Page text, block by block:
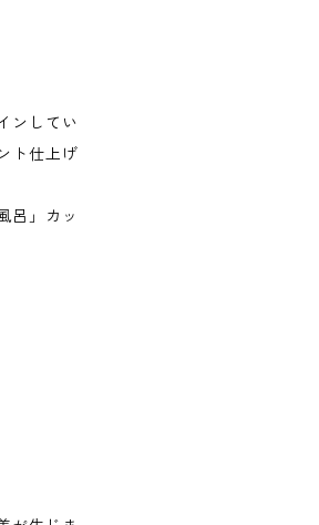
ンしてい
ト仕上げ
呂」カッ